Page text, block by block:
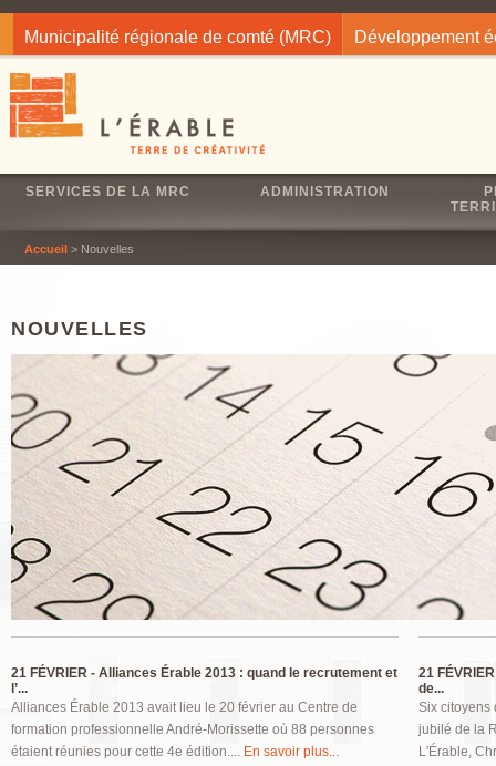
Municipalité régionale de comté (MRC) Développement
SERVICES DE LA MRC ADMINISTRATION
Accueil > Nouvelles
NOUVELLES
21 FÉVRIER - Alliances Érable 2013 : quand le recrutement et
l’...
Alliances Érable 2013 avait lieu le 20 février au Centre de
formation professionnelle André-Morissette où 88 personnes
étaient réunies pour cette 4e édition.... En savoir plus...
21
de...
Six citoyens
jubilé de la
L'Érable,
Pages